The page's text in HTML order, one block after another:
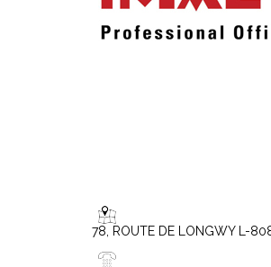
78, ROUTE DE LONGWY L-